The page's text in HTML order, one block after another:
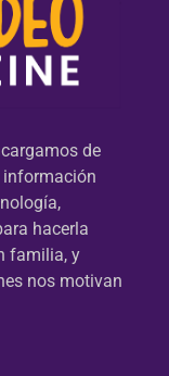
de
información
hacerla
familia, y
nos motivan